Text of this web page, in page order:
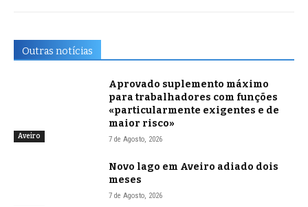
Outras notícias
Aveiro
Aprovado suplemento máximo
para trabalhadores com funções
«particularmente exigentes e de
maior risco»
7 de Agosto, 2026
Novo lago em Aveiro adiado dois
meses
7 de Agosto, 2026